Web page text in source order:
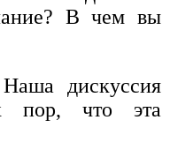
В чем вы
дискуссия
пор, что эта